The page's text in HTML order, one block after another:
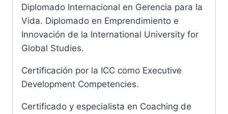
Diplomado Internacional en Gerencia para la
Vida. Diplomado en Emprendimiento e
Innovación de la International University for
Global Studies.
Certificación por la ICC como Executive
Development Competencies.
Certificado y especialista en Coaching de